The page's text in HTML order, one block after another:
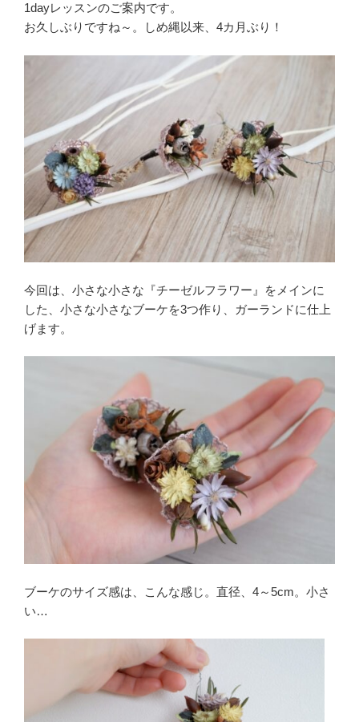
1dayレッスンのご案内です。
お久しぶりですね～。しめ縄以来、4カ月ぶり！
今回は、小さな小さな『チーゼルフラワー』をメインに
した、小さな小さなブーケを3つ作り、ガーランドに仕上
げます。
ブーケのサイズ感は、こんな感じ。直径、4～5cm。小さ
い…